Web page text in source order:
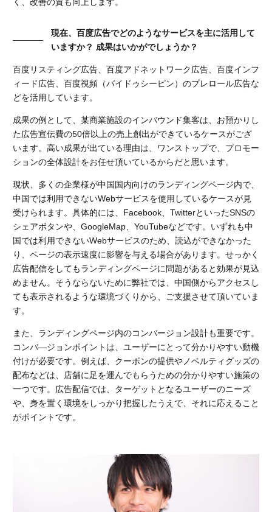
現在、百度広告でどのようなサービスを主に活用して
いますか？ 成果はいかがでしょうか？
百度リスティング広告、百度アドネットワーク広告、百度インフ
ィード広告、百度視頻（バイドゥシーピン）のプレロール広告な
どを活用しています。
成果の例として、某商業施設のインバウンド集客は、お預かりし
た広告宣伝費の50倍以上の売上創出ができているケースがござ
います。高い成果が出ている理由は、ワンストップで、プロモー
ションの全体設計をお任せ頂いているからだと思います。
現状、多くの企業様が中国国内向けのランディングページ内で、
中国では利用できないWebサービスを使用しているケースが見
受けられます。具体的には、Facebook、TwitterといったSNSの
シェアボタンや、GoogleMap、YouTubeなどです。いずれも中
国では利用できないWebサービスのため、読込ができなかった
り、ページの表示速度に影響を与える場合があります。せっかく
広告配信をしてもランディングページに問題があると効果が見込
めません。そうならないために弊社では、中国側からアクセスし
ても表示されるような環境づくりから、ご支援させて頂いていま
す。
また、ランディングページ内のコンバージョン設計も重要です。
コンバ―ジョンポイントは、ユーザーにとって分かりやすい動機
付けが必要です。例えば、クーポンの提供やノベルティグッズの
配布などは、店舗に足を運んでもらうための分かりやすい施策の
一つです。広告配信では、ターゲットとなるユーザーのニーズ
や、身を置く環境をしっかり把握したうえで、それに応えること
がポイントです。